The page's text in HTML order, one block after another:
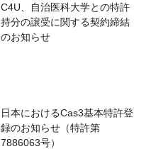
C4U、自治医科大学との特許
持分の譲受に関する契約締結
のお知らせ
日本におけるCas3基本特許登
録のお知らせ（特許第
7886063号）